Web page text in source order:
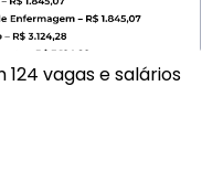
vagas e salários